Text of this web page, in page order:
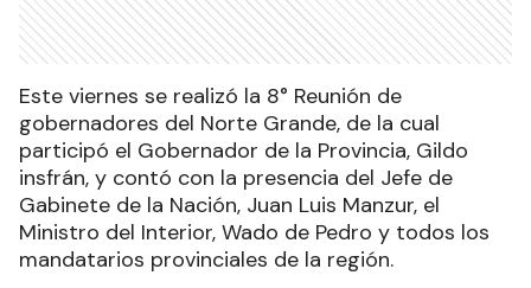
Este viernes se realizó la 8° Reunión de
gobernadores del Norte Grande, de la cual
participó el Gobernador de la Provincia, Gildo
insfrán, y contó con la presencia del Jefe de
Gabinete de la Nación, Juan Luis Manzur, el
Ministro del Interior, Wado de Pedro y todos los
mandatarios provinciales de la región.